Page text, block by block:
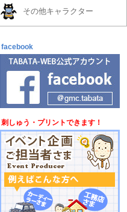
その他キャラクター
facebook
刺しゅう・プリントできます！